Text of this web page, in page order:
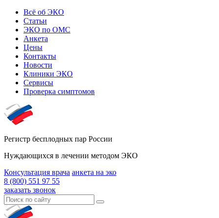
Всё об ЭКО
Статьи
ЭКО по ОМС
Анкета
Цены
Контакты
Новости
Клиники ЭКО
Сервисы
Проверка симптомов
Регистр бесплодных пар России
Нуждающихся в лечении методом ЭКО
Консультация врача анкета на эко
8 (800) 551 97 55
заказать звонок